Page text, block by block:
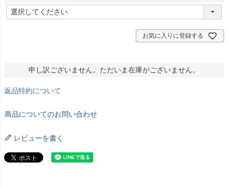
(
必
お気に入りに登録する
申し訳ございません。ただいま在庫がございません。
返品特約について
商品についてのお問い合わせ
レビューを書く